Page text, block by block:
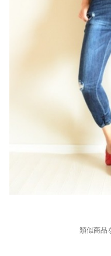
類似商品